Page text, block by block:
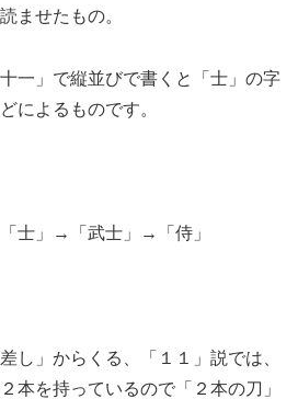
ませたもの。
一」で縦並びで書くと「士」の字
によるものです。
士」→「武士」→「侍」
し」からくる、「１１」説では、
本を持っているので「２本の刀」